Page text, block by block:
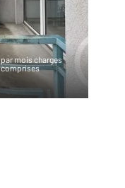
par mois charges
comprises